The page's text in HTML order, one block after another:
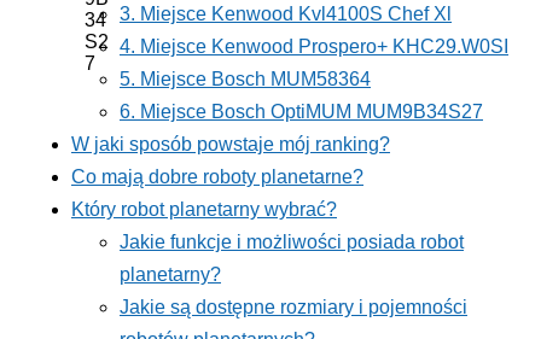
3. Miejsce Kenwood Kvl4100S Chef Xl
4. Miejsce Kenwood Prospero+ KHC29.W0SI
5. Miejsce Bosch MUM58364
6. Miejsce Bosch OptiMUM MUM9B34S27
W jaki sposób powstaje mój ranking?
Co mają dobre roboty planetarne?
Który robot planetarny wybrać?
Jakie funkcje i możliwości posiada robot
planetarny?
Jakie są dostępne rozmiary i pojemności